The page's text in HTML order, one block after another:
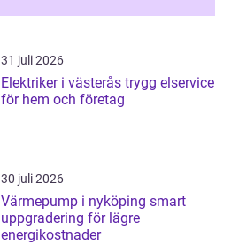
31 juli 2026
Elektriker i västerås trygg elservice
för hem och företag
30 juli 2026
Värmepump i nyköping smart
uppgradering för lägre
energikostnader